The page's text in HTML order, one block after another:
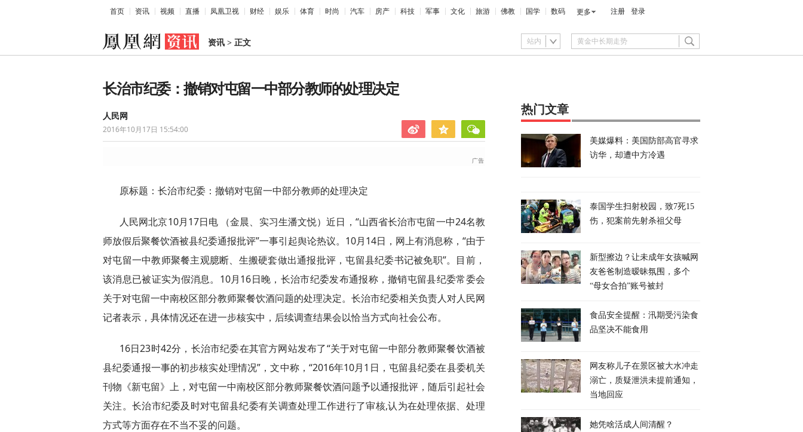
首页 资讯 视频 直播 凤凰卫视 财经 娱乐 体育 时尚 汽车 房产 科技 军事 文化 旅游 佛教 国学 数码 更多 注册 登录
资讯 > 正文 站内
长治市纪委：撤销对屯留一中部分教师的处理决定
人民网
2016年10月17日 15:54:00
原标题：长治市纪委：撤销对屯留一中部分教师的处理决定
人民网北京10月17日电 （金晨、实习生潘文悦）近日，“山西省长治市屯留一中24名教
师放假后聚餐饮酒被县纪委通报批评”一事引起舆论热议。10月14日，网上有消息称，“由于
对屯留一中教师聚餐主观臆断、生搬硬套做出通报批评，屯留县纪委书记被免职”。目前，
该消息已被证实为假消息。10月16日晚，长治市纪委发布通报称，撤销屯留县纪委常委会
关于对屯留一中南校区部分教师聚餐饮酒问题的处理决定。长治市纪委相关负责人对人民网
记者表示，具体情况还在进一步核实中，后续调查结果会以恰当方式向社会公布。
16日23时42分，长治市纪委在其官方网站发布了“关于对屯留一中部分教师聚餐饮酒被
县纪委通报一事的初步核实处理情况”，文中称，“2016年10月1日，屯留县纪委在县委机关
刊物《新屯留》上，对屯留一中南校区部分教师聚餐饮酒问题予以通报批评，随后引起社会
关注。长治市纪委及时对屯留县纪委有关调查处理工作进行了审核,认为在处理依据、处理
方式等方面存在不当不妥的问题。
热门文章
美媒爆料：美国防部高官寻求
访华，却遭中方冷遇
泰国学生扫射校园，致7死15
伤，犯案前先射杀祖父母
新型擦边？让未成年女孩喊网
友爸爸制造暧昧氛围，多个
“母女合拍”账号被封
食品安全提醒：汛期受污染食
品坚决不能食用
网友称儿子在景区被大水冲走
溺亡，质疑泄洪未提前通知，
当地回应
她凭啥活成人间清醒？